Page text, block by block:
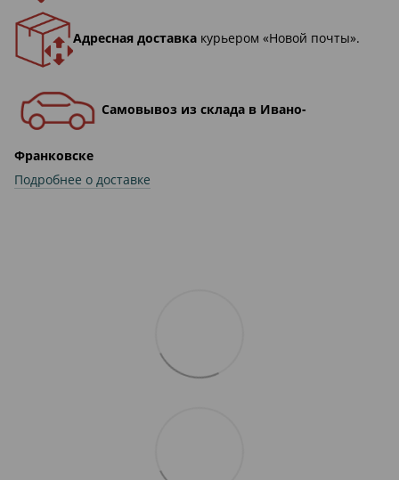
Адресная доставка курьером «Новой почты».
Самовывоз из склада в Ивано-
Франковске
Подробнее о доставке